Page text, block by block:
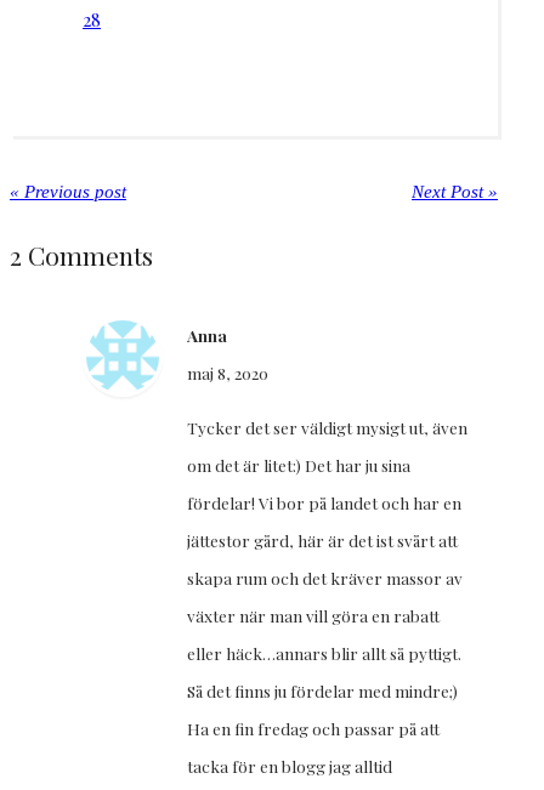
28
« Previous post Next Post »
2 Comments
Anna
maj 8, 2020
Tycker det ser väldigt mysigt ut, även
om det är litet:) Det har ju sina
fördelar! Vi bor på landet och har en
jättestor gård, här är det ist svårt att
skapa rum och det kräver massor av
växter när man vill göra en rabatt
eller häck…annars blir allt så pyttigt.
Så det finns ju fördelar med mindre;)
Ha en fin fredag och passar på att
tacka för en blogg jag alltid